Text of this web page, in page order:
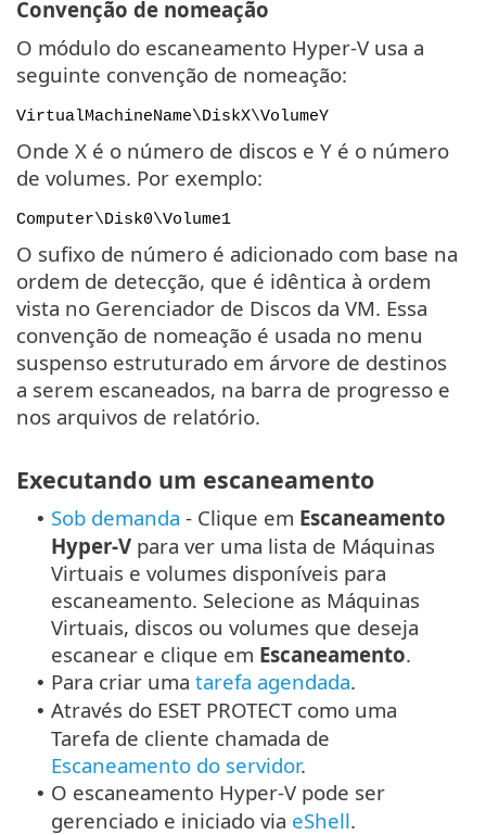
Convenção de nomeação
O módulo do escaneamento Hyper-V usa a
seguinte convenção de nomeação:
VirtualMachineName\DiskX\VolumeY
Onde X é o número de discos e Y é o número
de volumes. Por exemplo:
Computer\Disk0\Volume1
O sufixo de número é adicionado com base na
ordem de detecção, que é idêntica à ordem
vista no Gerenciador de Discos da VM. Essa
convenção de nomeação é usada no menu
suspenso estruturado em árvore de destinos
a serem escaneados, na barra de progresso e
nos arquivos de relatório.
Executando um escaneamento
• Sob demanda - Clique em Escaneamento
Hyper-V para ver uma lista de Máquinas
Virtuais e volumes disponíveis para
escaneamento. Selecione as Máquinas
Virtuais, discos ou volumes que deseja
escanear e clique em Escaneamento.
• Para criar uma tarefa agendada.
• Através do ESET PROTECT como uma
Tarefa de cliente chamada de
Escaneamento do servidor.
• O escaneamento Hyper-V pode ser
gerenciado e iniciado via eShell.